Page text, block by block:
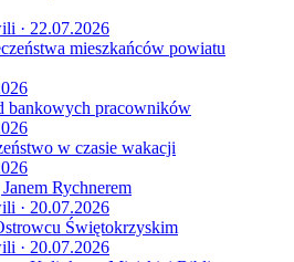
· 22.07.2026
mieszkańców powiatu
bankowych pracowników
w czasie wakacji
Rychnerem
· 20.07.2026
Świętokrzyskim
· 20.07.2026